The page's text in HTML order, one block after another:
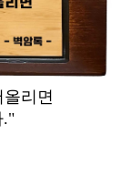
리면
."